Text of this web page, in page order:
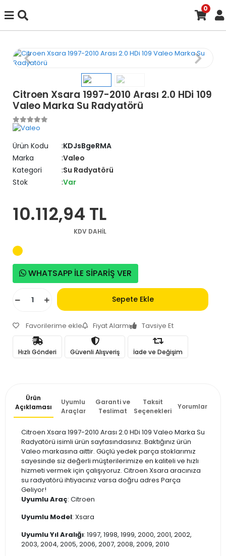
0
Citroen Xsara 1997-2010 Arası 2.0 HDi 109
Valeo Marka Su Radyatörü
Ürün Kodu
KDJsBgeRMA
Marka
Valeo
Kategori
Su Radyatörü
Stok
Var
10.112,94 TL
KDV DAHİL
WHATSAPP İLE SİPARİŞ VER
Sepete Ekle
Favorilerime ekle Fiyat Alarmı Tavsiye Et
Hızlı Gönderi Güvenli Alışveriş İade ve Değişim
Ürün
Açıklaması
Uyumlu
Araçlar
Garanti ve
Teslimat
Taksit
Seçenekleri
Yorumlar
Citroen Xsara 1997-2010 Arası 2.0 HDi 109 Valeo Marka Su
Radyatörü isimli ürün sayfasındasınız. Baktığınız ürün
Valeo markasına aittir. Güçlü yedek parça stoklarımız
sayesinde siz değerli müşterilerimize en kaliteli ve hızlı
hizmeti vermek için çalışıyoruz. Citroen Xsara aracınıza
su radyatörü ihtiyacınız varsa doğru adres Parça
Geliyor!
Uyumlu Araç: Citroen
Uyumlu Model: Xsara
Uyumlu Yıl Aralığı: 1997, 1998, 1999, 2000, 2001, 2002,
2003, 2004, 2005, 2006, 2007, 2008, 2009, 2010